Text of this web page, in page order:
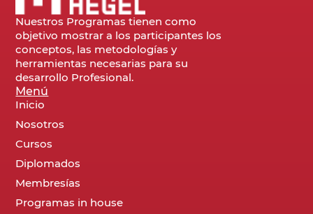
Nuestros Programas tienen como
objetivo mostrar a los participantes los
conceptos, las metodologías y
herramientas necesarias para su
desarrollo Profesional.
Menú
Inicio
Nosotros
Cursos
Diplomados
Membresías
Programas in house